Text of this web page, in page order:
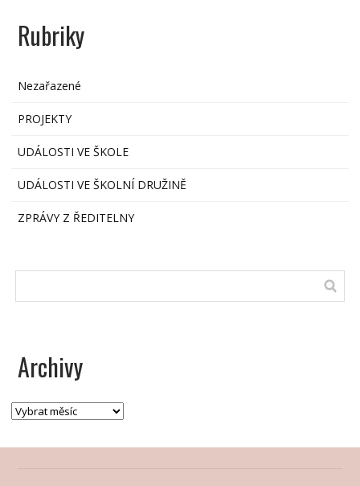
Rubriky
Nezařazené
PROJEKTY
UDÁLOSTI VE ŠKOLE
UDÁLOSTI VE ŠKOLNÍ DRUŽINĚ
ZPRÁVY Z ŘEDITELNY
Archivy